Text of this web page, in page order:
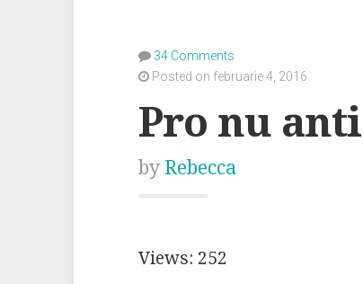
34 Comments
Posted on februarie 4, 2016
Pro nu anti
by Rebecca
Views: 252